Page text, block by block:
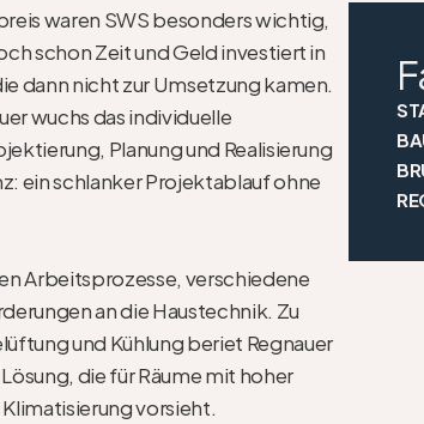
waren SWS besonders wichtig,
schon Zeit und Geld investiert in
dann nicht zur Umsetzung kamen.
wuchs das individuelle
Planung und Realisierung
ein schlanker Projektablauf ohne
Arbeitsprozesse, verschiedene
an die Haustechnik. Zu
und Kühlung beriet Regnauer
die für Räume mit hoher
vorsieht.